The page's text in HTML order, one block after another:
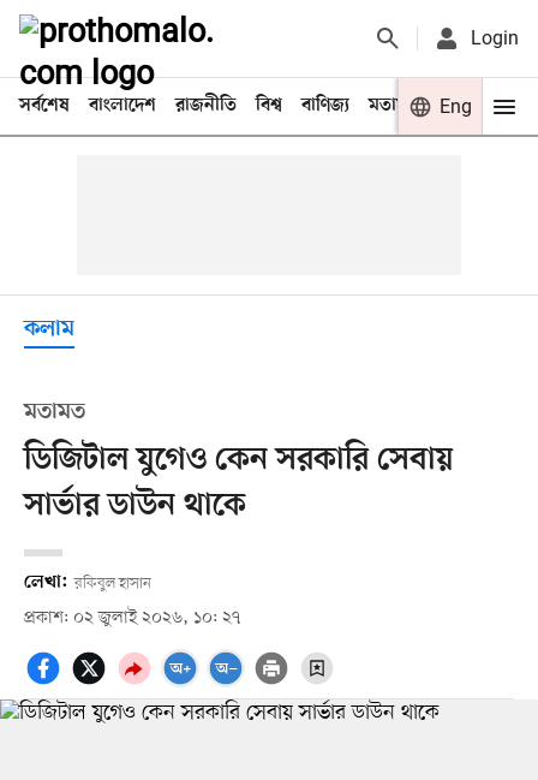
Login
সর্বশেষ বাংলাদেশ রাজনীতি বিশ্ব বাণিজ্য মতামত খেলা
Eng
কলাম
মতামত
ডিজিটাল যুগেও কেন সরকারি সেবায়
সার্ভার ডাউন থাকে
লেখা: রকিবুল হাসান
প্রকাশ: ০২ জুলাই ২০২৬, ১০: ২৭